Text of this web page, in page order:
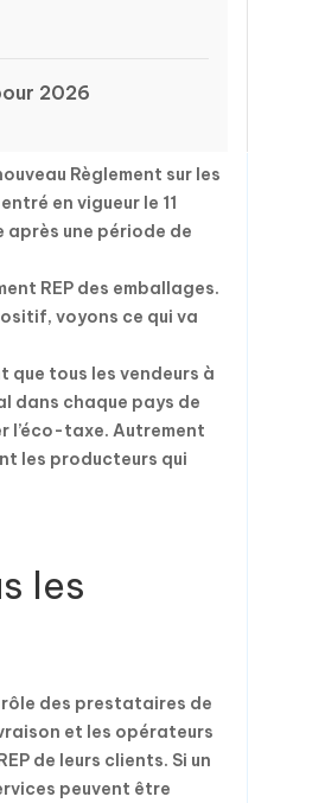
2026
Règlement sur les
en vigueur le 11
après une période de
REP des emballages.
voyons ce qui va
que tous les vendeurs à
dans chaque pays de
l’éco-taxe. Autrement
les producteurs qui
les
rôle des prestataires de
et les opérateurs
de leurs clients. Si un
peuvent être